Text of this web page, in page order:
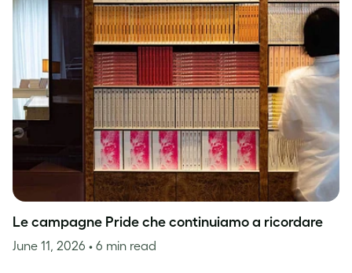
Le campagne Pride che continuiamo a ricordare
June 11, 2026 • 6 min read